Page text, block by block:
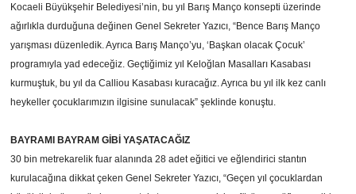
Kocaeli Büyükşehir Belediyesi’nin, bu yıl Barış Manço konsepti üzerinde
ağırlıkla durduğuna değinen Genel Sekreter Yazıcı, “Bence Barış Manço
yarışması düzenledik. Ayrıca Barış Manço’yu, ‘Başkan olacak Çocuk’
programıyla yad edeceğiz. Geçtiğimiz yıl Keloğlan Masalları Kasabası
kurmuştuk, bu yıl da Calliou Kasabası kuracağız. Ayrıca bu yıl ilk kez canlı
heykeller çocuklarımızın ilgisine sunulacak” şeklinde konuştu.
BAYRAMI BAYRAM GİBİ YAŞATACAĞIZ
30 bin metrekarelik fuar alanında 28 adet eğitici ve eğlendirici stantın
kurulacağına dikkat çeken Genel Sekreter Yazıcı, “Geçen yıl çocuklardan